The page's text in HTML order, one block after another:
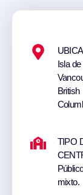
Isla de
British
TIPO
mixto.